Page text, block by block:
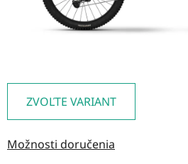
ZVOĽTE VARIANT
Možnosti doručenia